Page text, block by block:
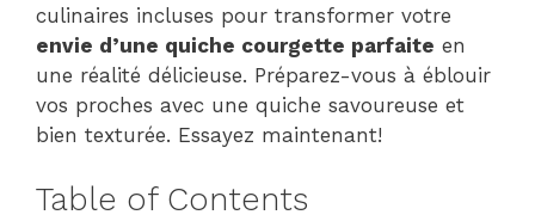
culinaires incluses pour transformer votre
envie d’une quiche courgette parfaite en
une réalité délicieuse. Préparez-vous à éblouir
vos proches avec une quiche savoureuse et
bien texturée. Essayez maintenant!
Table of Contents